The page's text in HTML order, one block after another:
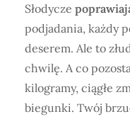
Słodycze
podjadania, każdy
deserem. Ale to
chwilę. A co
kilogramy, ciągłe
biegunki. Twój